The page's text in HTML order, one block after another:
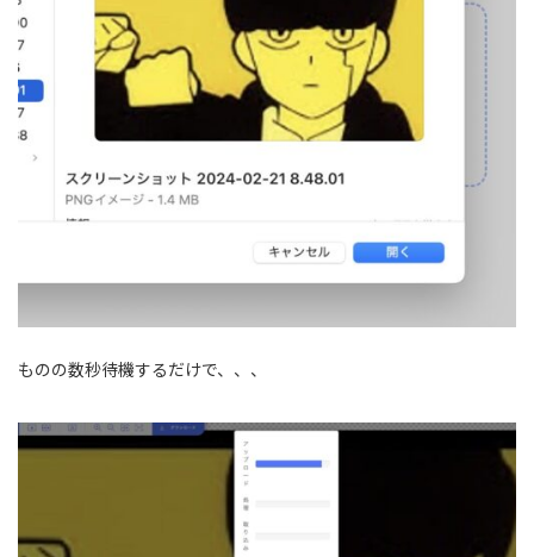
ものの数秒待機するだけで、、、